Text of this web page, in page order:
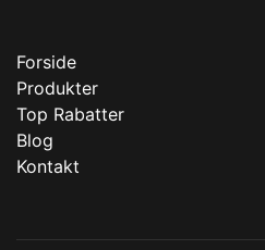
Forside
Produkter
Top Rabatter
Blog
Kontakt